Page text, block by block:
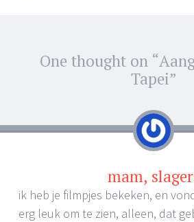
Post
navigation
One thought on “
Tapei”
mam,
ik heb je filmpjes bekeken, en
erg leuk om te zien, alleen, dat